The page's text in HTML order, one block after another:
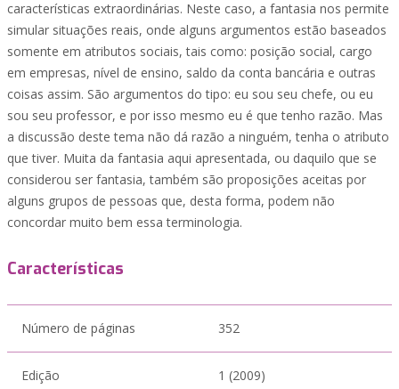
características extraordinárias. Neste caso, a fantasia nos permite
simular situações reais, onde alguns argumentos estão baseados
somente em atributos sociais, tais como: posição social, cargo
em empresas, nível de ensino, saldo da conta bancária e outras
coisas assim. São argumentos do tipo: eu sou seu chefe, ou eu
sou seu professor, e por isso mesmo eu é que tenho razão. Mas
a discussão deste tema não dá razão a ninguém, tenha o atributo
que tiver. Muita da fantasia aqui apresentada, ou daquilo que se
considerou ser fantasia, também são proposições aceitas por
alguns grupos de pessoas que, desta forma, podem não
concordar muito bem essa terminologia.
Características
Número de páginas 352
Edição 1 (2009)